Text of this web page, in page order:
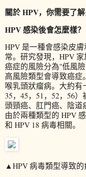
關於 HPV，你需要了解
HPV 感染後會怎麼樣？
HPV 是一種會感染皮
常。研究發現，HPV
癌症的風險分為"低風
高風險類型會導致癌症
喉乳頭狀瘤病。大約有
35，45，51，52，56
頭頸癌、肛門癌、陰道
由於兩種類型的 HPV
和 HPV 18 病毒相關。
▲HPV 病毒類型導致的